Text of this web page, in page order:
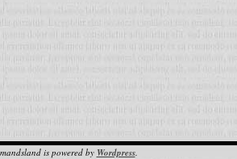
is powered by Wordpress.